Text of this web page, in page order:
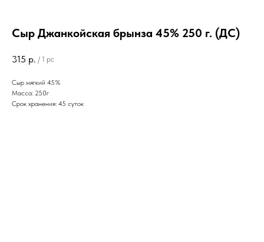
Сыр Джанкойская брынза 45% 250 г. (ДС)
315 р. / 1 pc
Сыр мягкий 45%
Масса: 250г
Срок хранения: 45 суток